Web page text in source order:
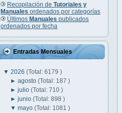
Recopilación de Tutoriales y
Manuales ordenados por categorías
Últimos Manuales publicados
ordenados por fecha
Entradas Mensuales
▼ 2026 (Total: 6179 )
►agosto(Total: 187 )
►julio(Total: 710 )
►junio(Total: 898 )
▼mayo(Total: 1081 )